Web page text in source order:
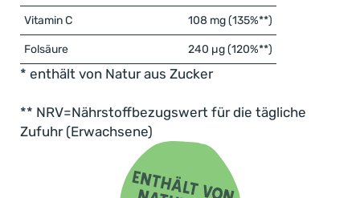
Vitamin C 108 mg (135%**)
Folsäure 240 µg (120%**)
* enthält von Natur aus Zucker
** NRV=Nährstoffbezugswert für die tägliche
Zufuhr (Erwachsene)